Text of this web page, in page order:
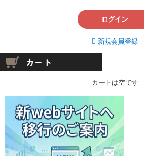
ログイン
新規会員登録
カートは空です